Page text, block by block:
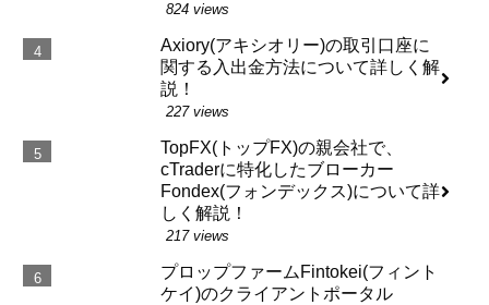
824 views
Axiory(アキシオリー)の取引口座に
関する入出金方法について詳しく解
説！
227 views
TopFX(トップFX)の親会社で、
cTraderに特化したブローカー
Fondex(フォンデックス)について詳
しく解説！
217 views
プロップファームFintokei(フィント
ケイ)のクライアントポータル